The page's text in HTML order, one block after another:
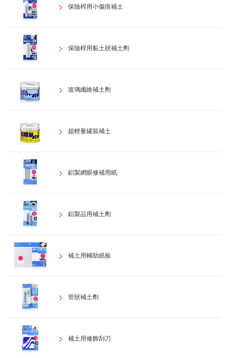
保險桿用小傷痕補土
保險桿用黏土狀補土劑
玻璃纖維補土劑
超輕量罐裝補土
鋁製網眼修補用紙
鋁製品用補土劑
補土用輔助紙板
管狀補土劑
補土用修飾刮刀